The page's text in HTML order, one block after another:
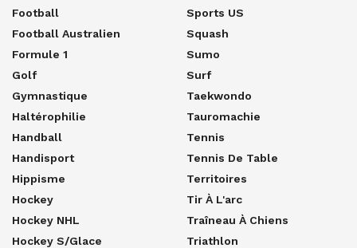
Football
Football Australien
Formule 1
Golf
Gymnastique
Haltérophilie
Handball
Handisport
Hippisme
Hockey
Hockey NHL
Hockey S/glace
Sports US
Squash
Sumo
Surf
Taekwondo
Tauromachie
Tennis
Tennis De Table
Territoires
Tir À L'arc
Traîneau À Chiens
Triathlon